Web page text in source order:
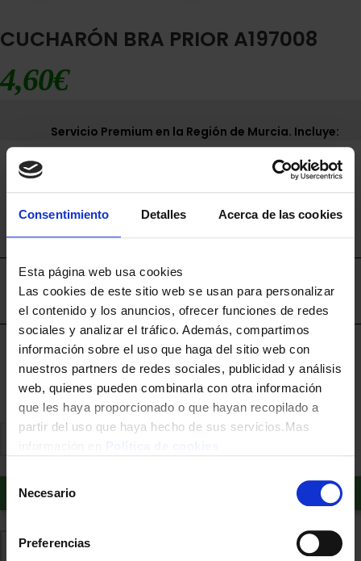
Consentimiento Detalles Acerca de las cookies
Esta página web usa cookies
Las cookies de este sitio web se usan para personalizar
el contenido y los anuncios, ofrecer funciones de redes
sociales y analizar el tráfico. Además, compartimos
información sobre el uso que haga del sitio web con
nuestros partners de redes sociales, publicidad y análisis
web, quienes pueden combinarla con otra información
que les haya proporcionado o que hayan recopilado a
partir del uso que haya hecho de sus servicios.Mas
Selección
Necesario
Preferencias
CUCHARÓN BRA PRIOR A197008
4,60€
Servicio Premium en la Región de Murcia. Incluye:
Contratar instalación aparte
La recogida del antiguo electrodoméstico
Envíos disponibles únicamente en la Región de
Murcia.
Financia a plazos con Cetelem
+ info
Añadir a favoritos